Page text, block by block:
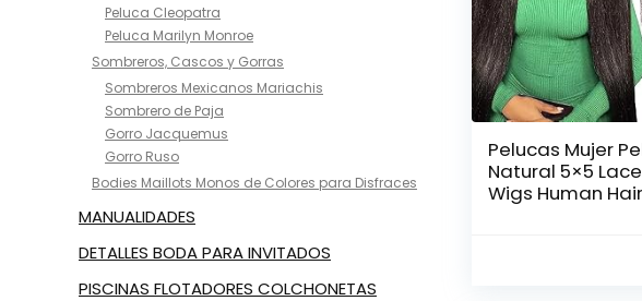
Peluca Cleopatra
Peluca Marilyn Monroe
Sombreros, Cascos y Gorras
Sombreros Mexicanos Mariachis
Sombrero de Paja
Gorro Jacquemus
Gorro Ruso
Bodies Maillots Monos de Colores para Disfraces
MANUALIDADES
DETALLES BODA PARA INVITADOS
PISCINAS FLOTADORES COLCHONETAS
Pelucas Mujer
Natural 5×5
Wigs Human
Arrancada Con